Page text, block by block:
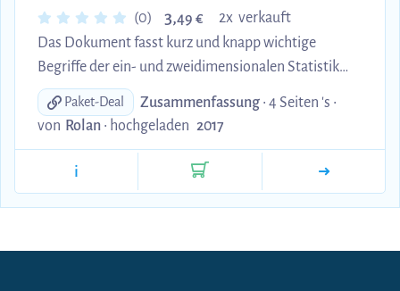
(0) 3,49 €
2x verkauft
Das Dokument fasst kurz und knapp wichtige
Begriffe der ein- und zweidimensionalen Statistik
auf drei Seiten zusammen. Für das Verständnis ist es
hilfreich zur Klausurvorbereitung.
Paket-Deal Zusammenfassung • 4 Seiten 's •
von Rolan • hochgeladen 2017
i